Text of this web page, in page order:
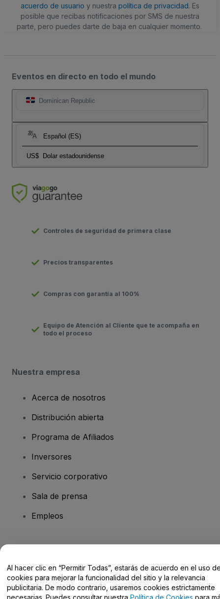
acuerdo de usuario y nuestra política de privacidad. Es
posible que recibas notificaciones por SMS de nuestra
parte, pero puedes darte de baja en cualquier momento.
Eventos en directo en todo el mundo
Dominican Republic
Español (ES)
US$ Dolar estadounidense
Controles de seguridad de primera clase
Precios transparentes
Compras con garantía al 100%
Equipo de Atención al Cliente que te acompaña en
todo el proceso
Nuestra empresa
Acerca de nosotros
Distribución abierta
Programa de Afiliados
Inversores
Servicio corporativo
Sala de prensa
Empleos
Centro de Ayuda / Contacto
Al hacer clic en “Permitir Todas”, estarás de acuerdo en el uso
cookies para mejorar la funcionalidad del sitio y la relevancia
publicitaria. De modo contrario, usaremos cookies estrictamente
necesarias. Puedes consultar nuestra Política de Cookies para